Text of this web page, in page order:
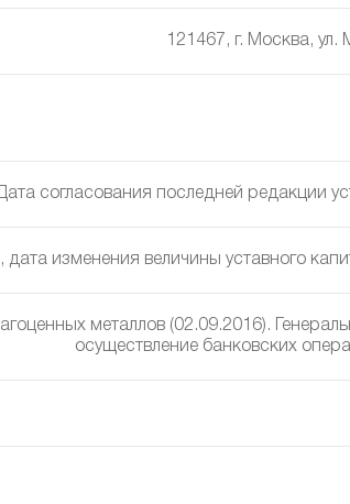
121467, г. Москва,
согласования последней редакции
дата изменения величины уставного
металлов (02.09.2016).
осуществление банковских